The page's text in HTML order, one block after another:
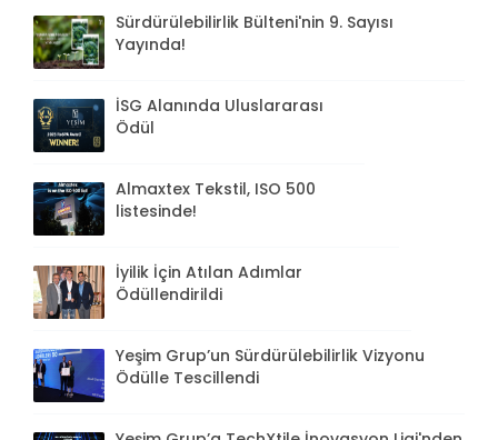
Sürdürülebilirlik Bülteni'nin 9. Sayısı
Yayında!
İSG Alanında Uluslararası
Ödül
Almaxtex Tekstil, ISO 500
listesinde!
İyilik İçin Atılan Adımlar
Ödüllendirildi
Yeşim Grup’un Sürdürülebilirlik Vizyonu
Ödülle Tescillendi